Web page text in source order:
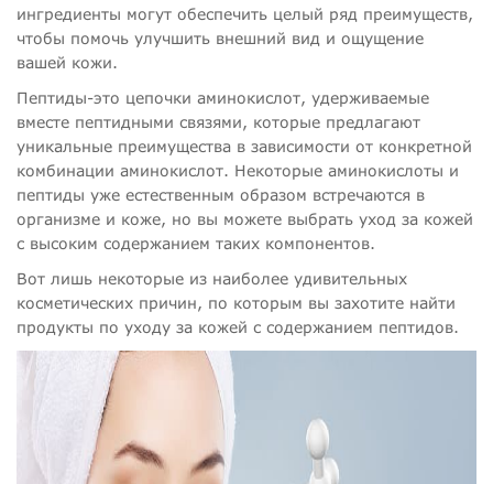
ингредиенты могут обеспечить целый ряд преимуществ,
чтобы помочь улучшить внешний вид и ощущение
вашей кожи.
Пептиды-это цепочки аминокислот, удерживаемые
вместе пептидными связями, которые предлагают
уникальные преимущества в зависимости от конкретной
комбинации аминокислот. Некоторые аминокислоты и
пептиды уже естественным образом встречаются в
организме и коже, но вы можете выбрать уход за кожей
с высоким содержанием таких компонентов.
Вот лишь некоторые из наиболее удивительных
косметических причин, по которым вы захотите найти
продукты по уходу за кожей с содержанием пептидов.